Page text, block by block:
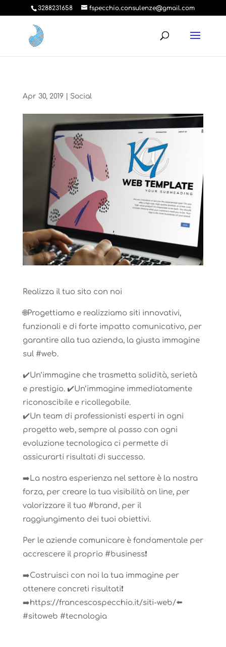
3288231658 fspecchio.consulenze@gmail.com
Apr 30, 2019| Social
Realizza il tuo sito con noi
🌐Progettiamo e realizziamo siti innovativi,
funzionali e di forte impatto comunicativo, per
garantire alla tua azienda, la giusta immagine
sul #web.
✔️Un’immagine che trasmetta solidità, serietà
e prestigio. ✔️Un’immagine immediatamente
riconoscibile e ricollegabile.
✔️Un team di professionisti esperti in ogni
progetto web, sempre al passo con ogni
evoluzione tecnologica ci permette di
assicurarti risultati di successo.
➡️La nostra esperienza nel settore è la nostra
forza, per creare la tua visibilità on line, per
valorizzare il tuo #brand, per il
raggiungimento dei tuoi obiettivi.
Per le aziende comunicare è fondamentale per
accrescere il proprio #business❗️
➡️Costruisci con noi la tua immagine per
ottenere concreti risultati❗️
➡️https://francescospecchio.it/siti-web/⬅️
#sitoweb #tecnologia